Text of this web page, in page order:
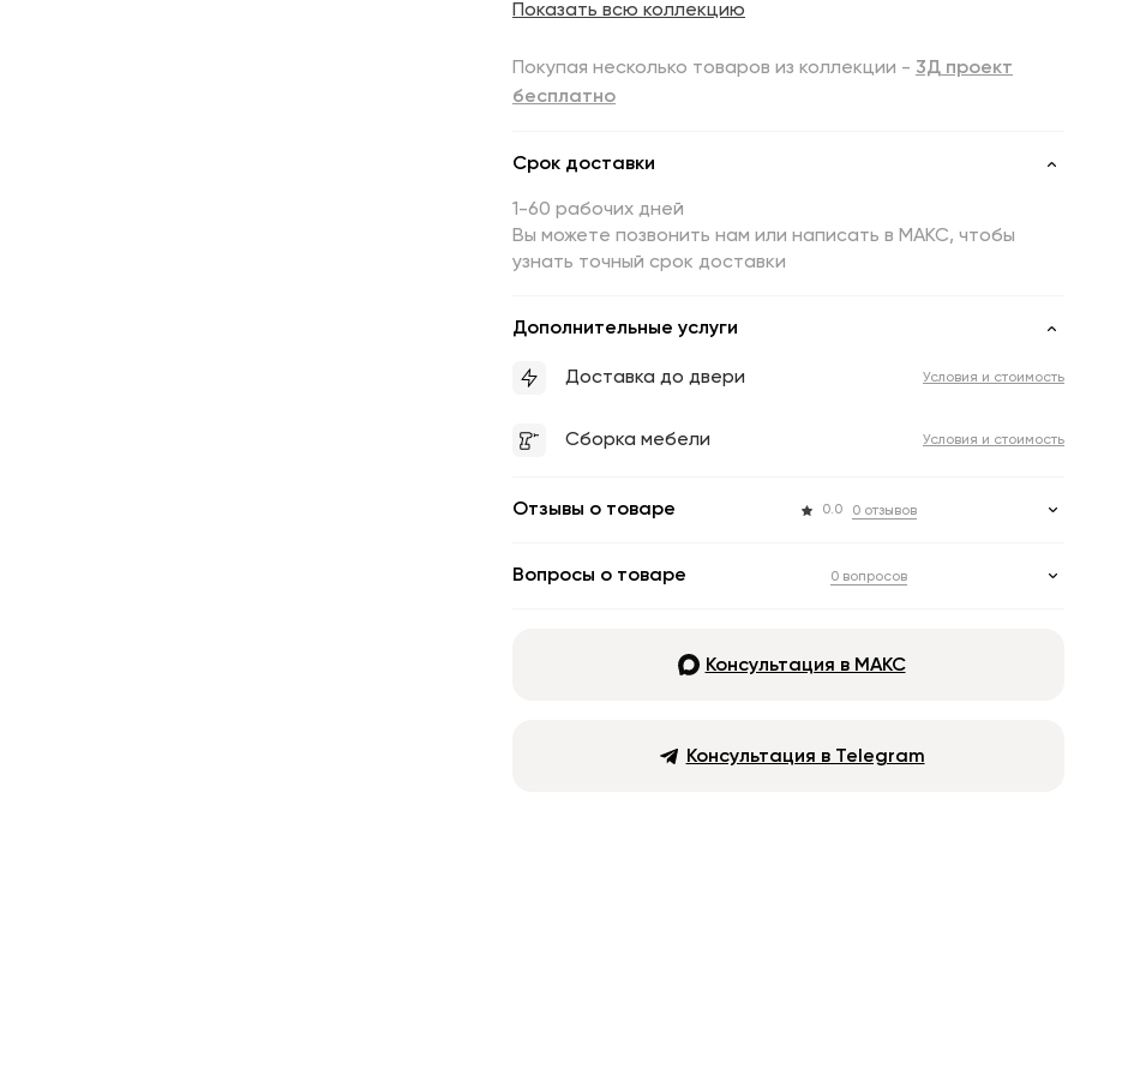
Показать всю коллекцию
Покупая несколько товаров из коллекции - 3Д проект
бесплатно
Срок доставки
1-60 рабочих дней
Вы можете позвонить нам или написать в МАКС, чтобы
узнать точный срок доставки
Дополнительные услуги
Доставка до двери Условия и стоимость
Сборка мебели Условия и стоимость
Отзывы о товаре 0.0 0 отзывов
Вопросы о товаре 0 вопросов
Консультация в МАКС
Консультация в Telegram